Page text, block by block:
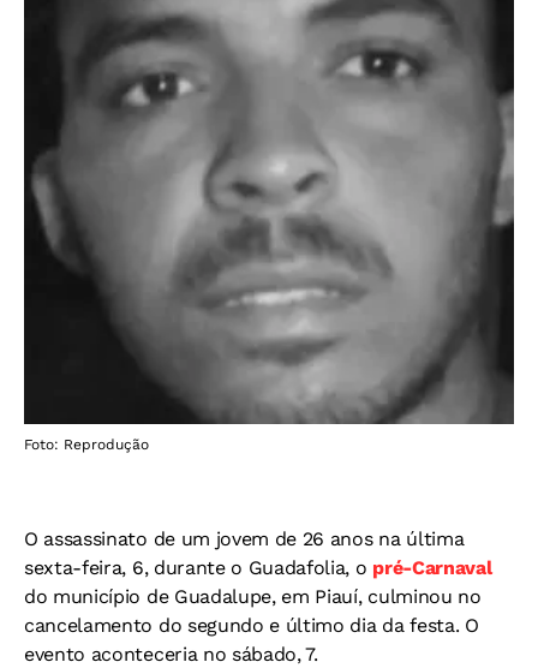
Foto: Reprodução
O assassinato de um jovem de 26 anos na última
sexta-feira, 6, durante o Guadafolia, o pré-Carnaval
do município de Guadalupe, em Piauí, culminou no
cancelamento do segundo e último dia da festa. O
evento aconteceria no sábado, 7.